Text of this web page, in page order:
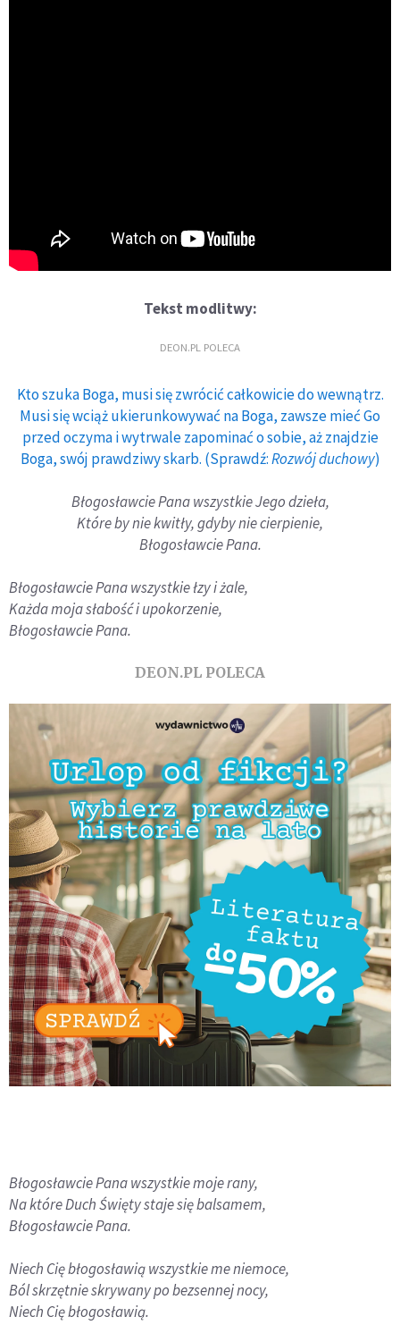
Tekst modlitwy:
DEON.PL POLECA
Kto szuka Boga, musi się zwrócić całkowicie do wewnątrz.
Musi się wciąż ukierunkowywać na Boga, zawsze mieć Go
przed oczyma i wytrwale zapominać o sobie, aż znajdzie
Boga, swój prawdziwy skarb. (Sprawdź:Rozwój duchowy)
Błogosławcie Pana wszystkie Jego dzieła,
Które by nie kwitły, gdyby nie cierpienie,
Błogosławcie Pana.
Błogosławcie Pana wszystkie łzy i żale,
Każda moja słabość i upokorzenie,
Błogosławcie Pana.
DEON.PL POLECA
Błogosławcie Pana wszystkie moje rany,
Na które Duch Święty staje się balsamem,
Błogosławcie Pana.
Niech Cię błogosławią wszystkie me niemoce,
Ból skrzętnie skrywany po bezsennej nocy,
Niech Cię błogosławią.